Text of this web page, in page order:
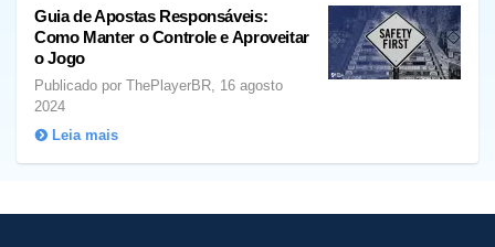
Guia de Apostas Responsáveis:
Como Manter o Controle e Aproveitar
o Jogo
Publicado por ThePlayerBR, 16 agosto
2024
Leia mais